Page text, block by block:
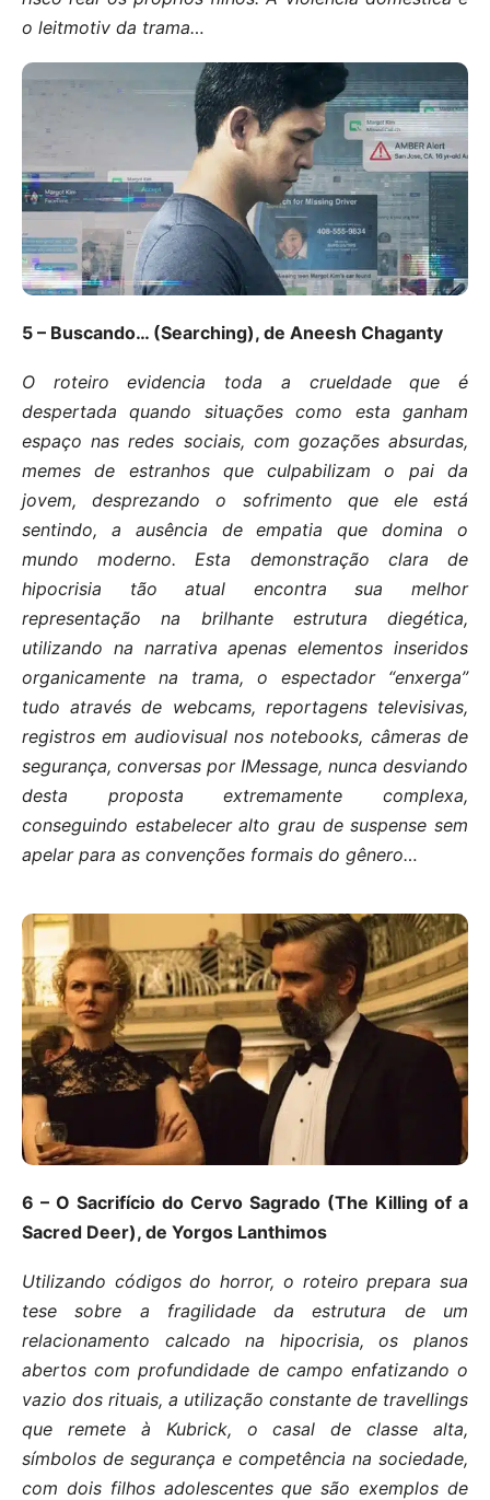
o leitmotiv da trama…
5 – Buscando… (Searching), de Aneesh Chaganty
O roteiro evidencia toda a crueldade que é
despertada quando situações como esta ganham
espaço nas redes sociais, com gozações absurdas,
memes de estranhos que culpabilizam o pai da
jovem, desprezando o sofrimento que ele está
sentindo, a ausência de empatia que domina o
mundo moderno. Esta demonstração clara de
hipocrisia tão atual encontra sua melhor
representação na brilhante estrutura diegética,
utilizando na narrativa apenas elementos inseridos
organicamente na trama, o espectador “enxerga”
tudo através de webcams, reportagens televisivas,
registros em audiovisual nos notebooks, câmeras de
segurança, conversas por IMessage, nunca desviando
desta proposta extremamente complexa,
conseguindo estabelecer alto grau de suspense sem
apelar para as convenções formais do gênero…
6 – O Sacrifício do Cervo Sagrado (The Killing of a
Sacred Deer), de Yorgos Lanthimos
Utilizando códigos do horror, o roteiro prepara sua
tese sobre a fragilidade da estrutura de um
relacionamento calcado na hipocrisia, os planos
abertos com profundidade de campo enfatizando o
vazio dos rituais, a utilização constante de travellings
que remete à Kubrick, o casal de classe alta,
símbolos de segurança e competência na sociedade,
com dois filhos adolescentes que são exemplos de